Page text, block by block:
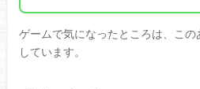
ゲームで気になったところは、こ
しています。